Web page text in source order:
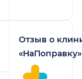
Отзыв о
«НаПоправку»